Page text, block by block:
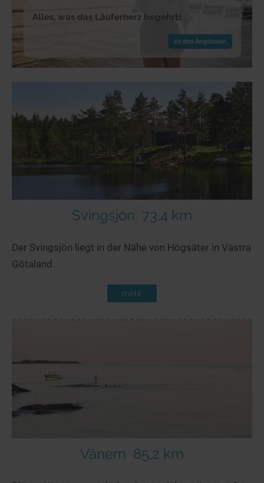
Alles, was das Läuferherz begehrt!
zu den Angeboten
Svingsjön 73,4 km
Der Svingsjön liegt in der Nähe von Högsäter in Västra
Götaland.
mehr
Vänern 85,2 km